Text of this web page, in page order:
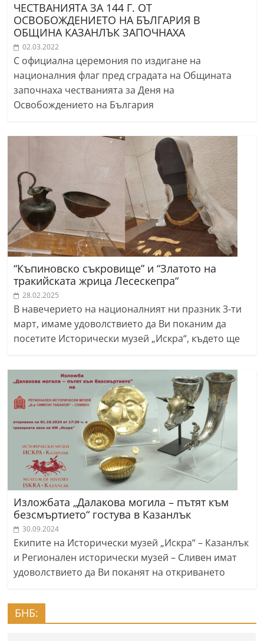
ЧЕСТВАНИЯТА ЗА 144 Г. ОТ
ОСВОБОЖДЕНИЕТО НА БЪЛГАРИЯ В
ОБЩИНА КАЗАНЛЪК ЗАПОЧНАХА
02.03.2022
С официална церемония по издигане на
националния флаг пред сградата на Общината
започнаха честванията за Деня на
Освобождението на България
“Къпиновско съкровище” и “Златото на
тракийската жрица Лесескепра“
28.02.2025
В навечерието на националният ни празник 3-ти
март, имаме удоволствието да Ви поканим да
посетите Исторически музей „Искра“, където ще
Изложбата „Далакова могила – пътят към
безсмъртието“ гостува в Казанлък
30.09.2024
Екипите на Исторически музей „Искра“ – Казанлък
и Регионален исторически музей – Сливен имат
удоволствието да Ви поканят на откриването
БНБ: